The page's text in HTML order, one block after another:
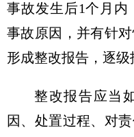
事故发生后1个月内
事故原因，并有针
形成整改报告，逐级
整改报告应当
因、处置过程、对